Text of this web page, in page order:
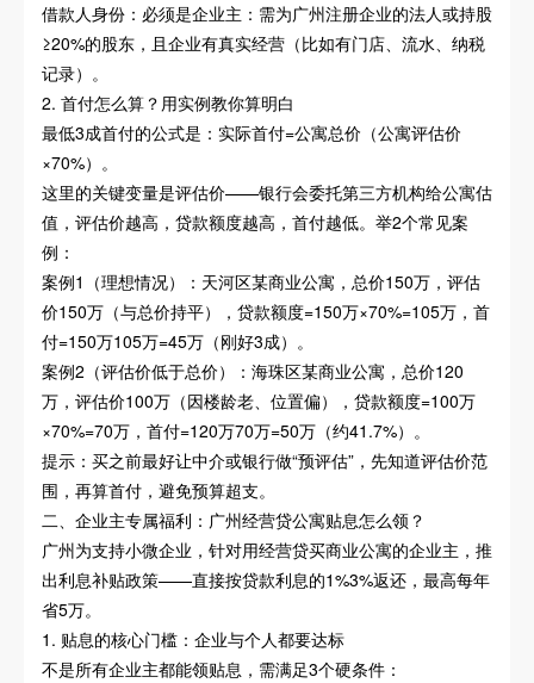
借款人身份：必须是企业主：需为广州注册企业的法人或持股
≥20%的股东，且企业有真实经营（比如有门店、流水、纳税
记录）。
2. 首付怎么算？用实例教你算明白
最低3成首付的公式是：实际首付=公寓总价（公寓评估价
×70%）。
这里的关键变量是评估价——银行会委托第三方机构给公寓估
值，评估价越高，贷款额度越高，首付越低。举2个常见案
例：
案例1（理想情况）：天河区某商业公寓，总价150万，评估
价150万（与总价持平），贷款额度=150万×70%=105万，首
付=150万105万=45万（刚好3成）。
案例2（评估价低于总价）：海珠区某商业公寓，总价120
万，评估价100万（因楼龄老、位置偏），贷款额度=100万
×70%=70万，首付=120万70万=50万（约41.7%）。
提示：买之前最好让中介或银行做“预评估”，先知道评估价范
围，再算首付，避免预算超支。
二、企业主专属福利：广州经营贷公寓贴息怎么领？
广州为支持小微企业，针对用经营贷买商业公寓的企业主，推
出利息补贴政策——直接按贷款利息的1%3%返还，最高每年
省5万。
1. 贴息的核心门槛：企业与个人都要达标
不是所有企业主都能领贴息，需满足3个硬条件：